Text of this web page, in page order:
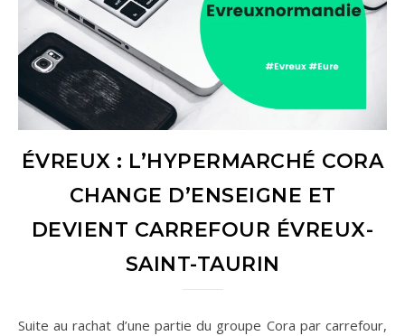
ÉVREUX : L’HYPERMARCHÉ CORA
CHANGE D’ENSEIGNE ET
DEVIENT CARREFOUR ÉVREUX-
SAINT-TAURIN
Suite au rachat d’une partie du groupe Cora par carrefour,